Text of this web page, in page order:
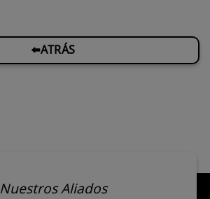
⬅️ATRÁS
Nuestros Aliados